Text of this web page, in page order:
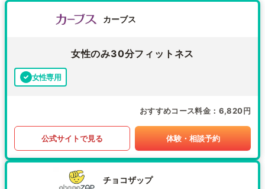
カーブス
女性のみ30分フィットネス
女性専用
おすすめコース料金 6,820円
公式サイトで見る 体験・相談予約
チョコザップ